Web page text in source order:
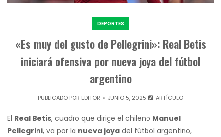
DEPORTES
«Es muy del gusto de Pellegrini»: Real Betis
iniciará ofensiva por nueva joya del fútbol
argentino
PUBLICADO POR EDITOR JUNIO 5, 2025 ARTÍCULO
El Real Betis, cuadro que dirige el chileno Manuel
Pellegrini, va por la nueva joya del fútbol argentino,